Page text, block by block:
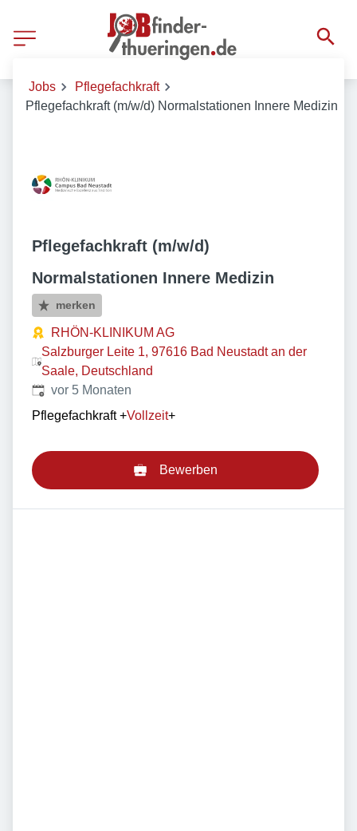
Jobs
Pflegefachkraft
Pflegefachkraft (m/w/d) Normalstationen Innere Medizin
Pflegefachkraft (m/w/d)
Normalstationen Innere Medizin
merken
RHÖN-KLINIKUM AG
Salzburger Leite 1, 97616 Bad Neustadt an der
Saale, Deutschland
Veröffentlicht:
vor 5 Monaten
Pflegefachkraft +Vollzeit+
Bewerben